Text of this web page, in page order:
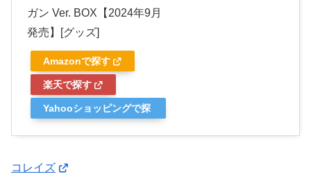
ガン Ver. BOX【2024年9月
発売】[グッズ]
Amazonで探す
楽天で探す
Yahooショッピングで探
コレイズ